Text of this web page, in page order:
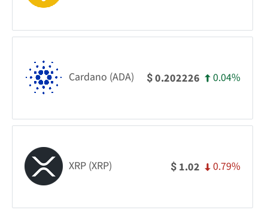
Cardano (ADA) $0.202226 0.04%
XRP (XRP) $ 1.02 0.79%